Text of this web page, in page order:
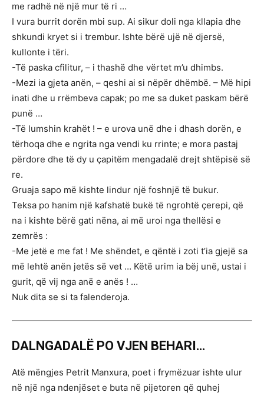
me radhë në një mur të ri …
I vura burrit dorën mbi sup. Ai sikur doli nga kllapia dhe
shkundi kryet si i trembur. Ishte bërë ujë në djersë,
kullonte i tëri.
-Të paska cfilitur, – i thashë dhe vërtet m’u dhimbs.
-Mezi ia gjeta anën, – qeshi ai si nëpër dhëmbë. – Më hipi
inati dhe u rrëmbeva capak; po me sa duket paskam bërë
punë …
-Të lumshin krahët ! – e urova unë dhe i dhash dorën, e
tërhoqa dhe e ngrita nga vendi ku rrinte; e mora pastaj
përdore dhe të dy u çapitëm mengadalë drejt shtëpisë së
re.
Gruaja sapo më kishte lindur një foshnjë të bukur.
Teksa po hanim një kafshatë bukë të ngrohtë çerepi, që
na i kishte bërë gati nëna, ai më uroi nga thellësi e
zemrës :
-Me jetë e me fat ! Me shëndet, e qëntë i zoti t’ia gjejë sa
më lehtë anën jetës së vet … Këtë urim ia bëj unë, ustai i
gurit, që vij nga anë e anës ! …
Nuk dita se si ta falenderoja.
DALNGADALË PO VJEN BEHARI…
Atë mëngjes Petrit Manxura, poet i frymëzuar ishte ulur
në një nga ndenjëset e buta në pijetoren që quhej